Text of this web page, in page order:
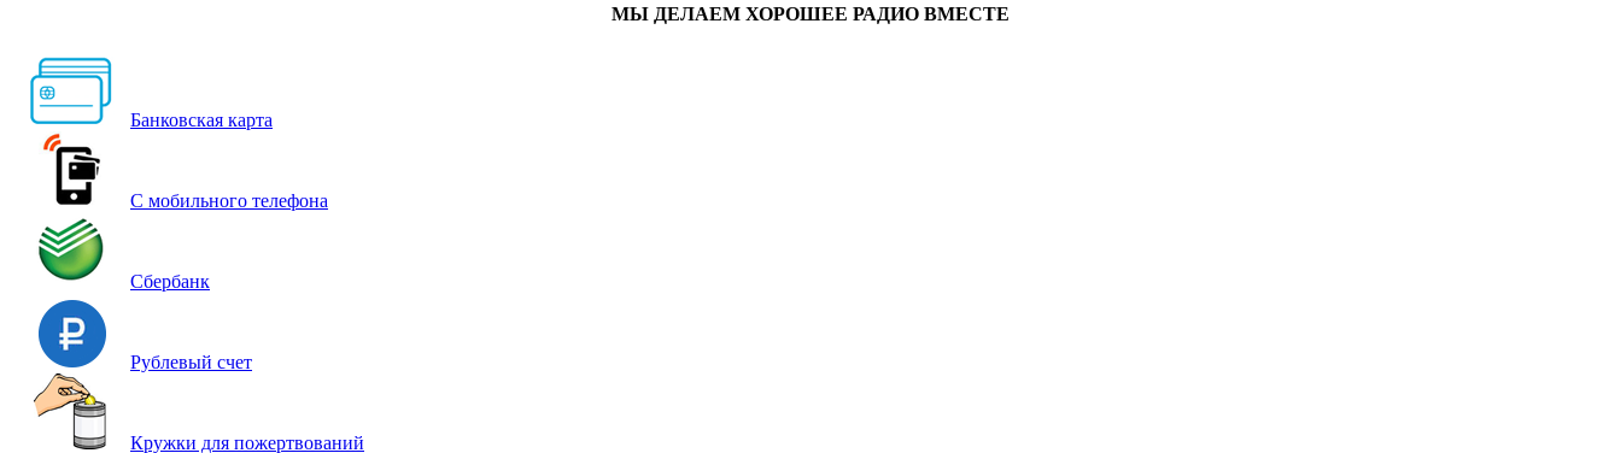
МЫ ДЕЛАЕМ ХОРОШЕЕ РАДИО ВМЕСТЕ
Банковская карта
С мобильного телефона
Сбербанк
Рублевый счет
Кружки для пожертвований